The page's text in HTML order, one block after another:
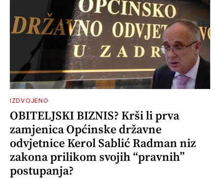
IZDVOJENO
OBITELJSKI BIZNIS? Krši li prva
zamjenica Općinske državne
odvjetnice Kerol Sablić Radman niz
zakona prilikom svojih “pravnih”
postupanja?